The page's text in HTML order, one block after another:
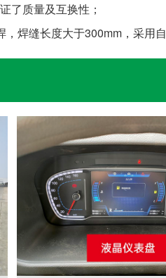
了质量及互换性；
焊缝长度大于300mm，采
